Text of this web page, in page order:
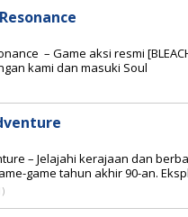
– Game aksi resmi
kami dan masuki Soul
– Jelajahi kerajaan dan
game tahun akhir 90-an.
)